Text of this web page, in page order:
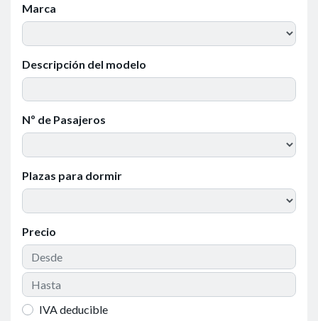
Marca
Descripción del modelo
Nº de Pasajeros
Plazas para dormir
Precio
IVA deducible